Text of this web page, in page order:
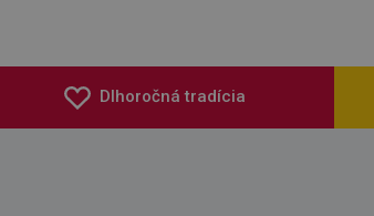
Dlhoročná tradícia